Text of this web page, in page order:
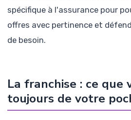
spécifique à l'assurance pour
offres avec pertinence et
de besoin.
La franchise : ce que
toujours de votre